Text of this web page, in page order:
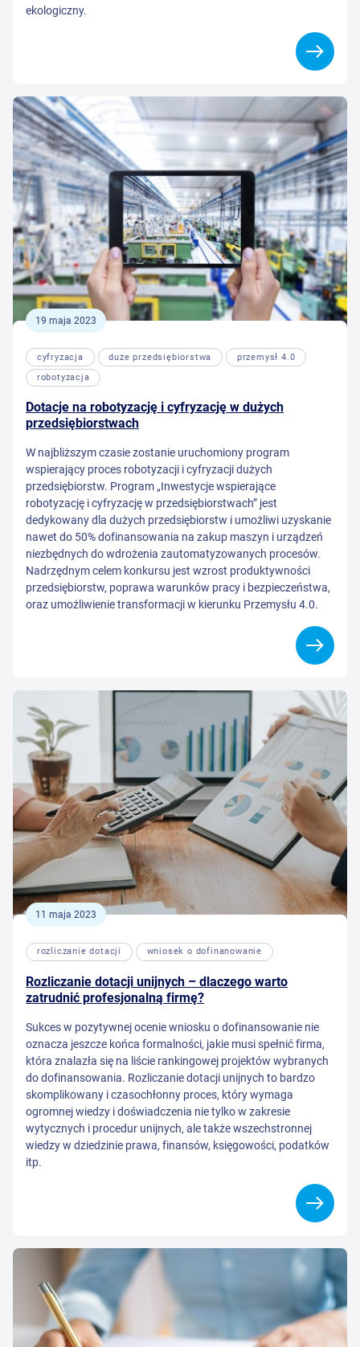
ekologiczny.
19 maja 2023
cyfryzacja duże przedsiębiorstwa
przemysł 4.0
robotyzacja
Dotacje na robotyzację i cyfryzację w dużych
przedsiębiorstwach
W najbliższym czasie zostanie uruchomiony program
wspierający proces robotyzacji i cyfryzacji dużych
przedsiębiorstw. Program „Inwestycje wspierające
robotyzację i cyfryzację w przedsiębiorstwach” jest
dedykowany dla dużych przedsiębiorstw i umożliwi uzyskanie
nawet do 50% dofinansowania na zakup maszyn i urządzeń
niezbędnych do wdrożenia zautomatyzowanych procesów.
Nadrzędnym celem konkursu jest wzrost produktywności
przedsiębiorstw, poprawa warunków pracy i bezpieczeństwa,
oraz umożliwienie transformacji w kierunku Przemysłu 4.0.
11 maja 2023
rozliczanie dotacji wniosek o dofinanowanie
Rozliczanie dotacji unijnych – dlaczego warto
zatrudnić profesjonalną firmę?
Sukces w pozytywnej ocenie wniosku o dofinansowanie nie
oznacza jeszcze końca formalności, jakie musi spełnić firma,
która znalazła się na liście rankingowej projektów wybranych
do dofinansowania. Rozliczanie dotacji unijnych to bardzo
skomplikowany i czasochłonny proces, który wymaga
ogromnej wiedzy i doświadczenia nie tylko w zakresie
wytycznych i procedur unijnych, ale także wszechstronnej
wiedzy w dziedzinie prawa, finansów, księgowości, podatków
itp.